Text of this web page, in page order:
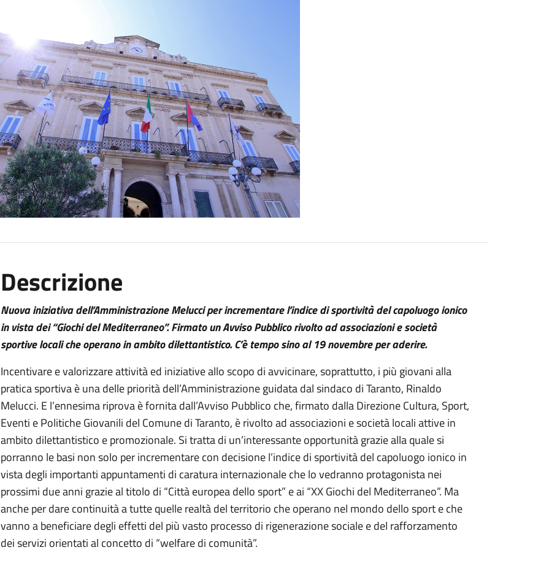
Descrizione
Nuova iniziativa dell’Amministrazione Melucci per incrementare l’indice di sportività del capoluogo ionico
in vista dei “Giochi del Mediterraneo”. Firmato un Avviso Pubblico rivolto ad associazioni e società
sportive locali che operano in ambito dilettantistico. C’è tempo sino al 19 novembre per aderire.
Incentivare e valorizzare attività ed iniziative allo scopo di avvicinare, soprattutto, i più giovani alla
pratica sportiva è una delle priorità dell’Amministrazione guidata dal sindaco di Taranto, Rinaldo
Melucci. E l’ennesima riprova è fornita dall’Avviso Pubblico che, firmato dalla Direzione Cultura, Sport,
Eventi e Politiche Giovanili del Comune di Taranto, è rivolto ad associazioni e società locali attive in
ambito dilettantistico e promozionale. Si tratta di un’interessante opportunità grazie alla quale si
porranno le basi non solo per incrementare con decisione l’indice di sportività del capoluogo ionico in
vista degli importanti appuntamenti di caratura internazionale che lo vedranno protagonista nei
prossimi due anni grazie al titolo di “Città europea dello sport” e ai “XX Giochi del Mediterraneo”. Ma
anche per dare continuità a tutte quelle realtà del territorio che operano nel mondo dello sport e che
vanno a beneficiare degli effetti del più vasto processo di rigenerazione sociale e del rafforzamento
dei servizi orientati al concetto di “welfare di comunità”.